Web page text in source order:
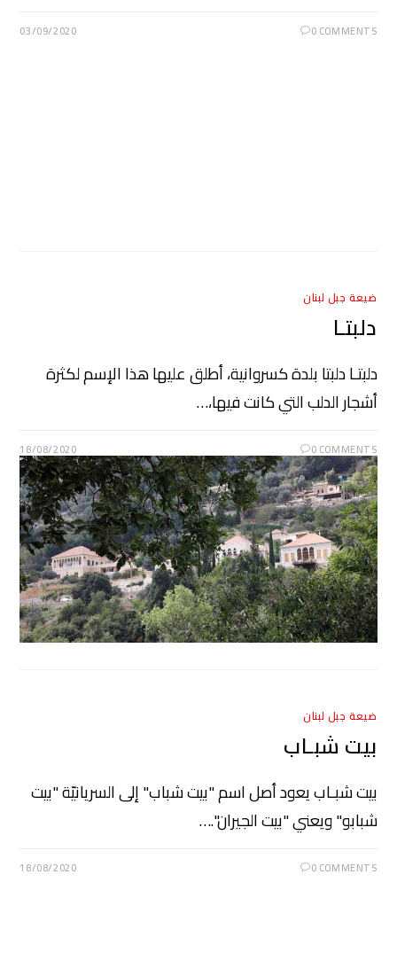
0 COMMENTS
03/09/2020
ضيعة جبل لبنان
دلبتـا
دلبتـا دلبتا بلدة كسروانية، أطلق عليها هذا الإسم لكثرة
أشجار الدلب التي كانت فيها،…
0 COMMENTS
18/08/2020
ضيعة جبل لبنان
بيت شبـاب
بيت شبـاب يعود أصل اسم "بيت شباب" إلى السريانيّة "بيت
شبابو" ويعني "بيت الجيران".…
0 COMMENTS
18/08/2020